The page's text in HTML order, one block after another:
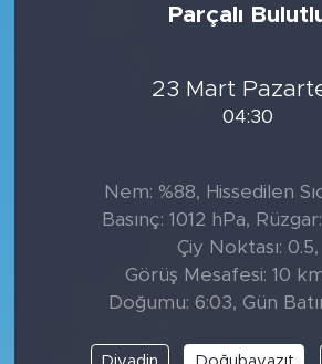
Parçalı
23 Mart
04:30
Nem: %88, Hissedilen
Basınç: 1012 hPa,
Çiy Noktası: 0.5,
Görüş Mesafesi: 10
Doğumu: 6:03, Gün